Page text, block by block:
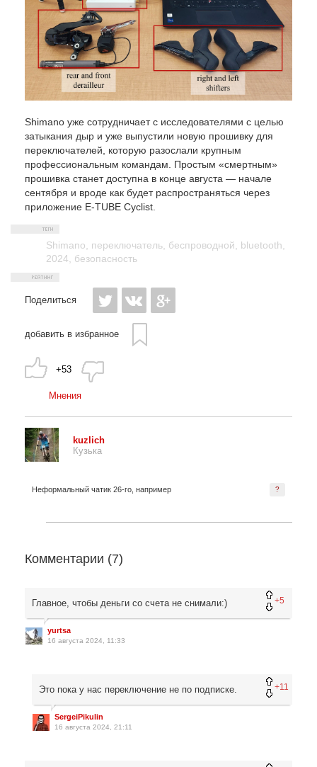
Shimano уже сотрудничает с исследователями с целью
затыкания дыр и уже выпустили новую прошивку для
переключателей, которую разослали крупным
профессиональным командам. Простым «смертным»
прошивка станет доступна в конце августа — начале
сентября и вроде как будет распространяться через
приложение E-TUBE Cyclist.
Shimano переключатель беспроводной bluetooth
2024
безопасность
Поделиться
добавить в избранное
+53
Мнения
kuzlich
Кузька
?
Неформальный чатик 26-го, например
Комментарии (7)
+5
Главное, чтобы деньги со счета не снимали:)
yurtsa
16 августа 2024, 11:33
+11
Это пока у нас переключение не по подписке.
SergeiPikulin
16 августа 2024, 21:11